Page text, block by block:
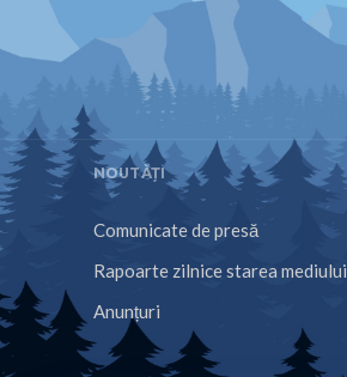
NOUTĂȚI
Comunicate de presă
Rapoarte zilnice starea mediului
Anunțuri